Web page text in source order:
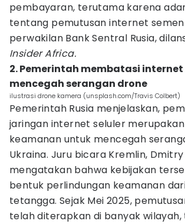
pembayaran, terutama karena
tentang pemutusan internet
perwakilan Bank Sentral Rusia,
Insider Africa.
2. Pemerintah membatasi
mencegah serangan drone
ilustrasi drone kamera (unsplash.com/Travis Colbert)
Pemerintah Rusia menjelaskan,
jaringan internet seluler
keamanan untuk mencegah
Ukraina. Juru bicara Kremlin, Dmitry
mengatakan bahwa kebijakan
bentuk perlindungan keamanan
tetangga. Sejak Mei 2025,
telah diterapkan di banyak